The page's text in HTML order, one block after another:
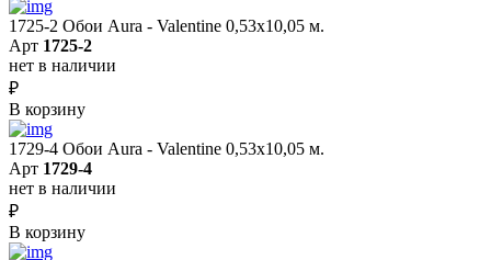
1725-2 Обои Aura - Valentine 0,53х10,05 м.
Арт 1725-2
нет в наличии
₽
В корзину
1729-4 Обои Aura - Valentine 0,53х10,05 м.
Арт 1729-4
нет в наличии
₽
В корзину